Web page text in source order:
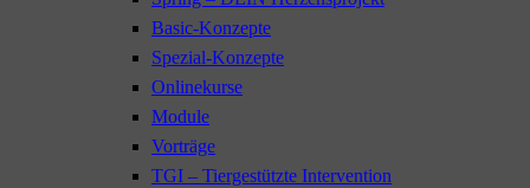
Basic-Konzepte
Spezial-Konzepte
Onlinekurse
Module
Vorträge
TGI – Tiergestützte Intervention